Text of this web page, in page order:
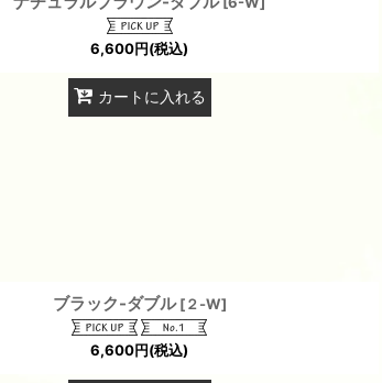
6,600円(税込)
カートに入れる
ブラック-ダブル [２-W]
6,600円(税込)